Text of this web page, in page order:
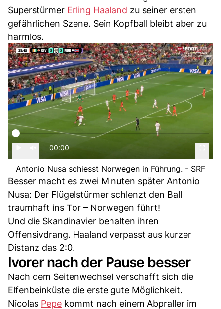
Superstürmer Erling Haaland zu seiner ersten
gefährlichen Szene. Sein Kopfball bleibt aber zu
harmlos.
00:00
Antonio Nusa schiesst Norwegen in Führung. - SRF
Besser macht es zwei Minuten später Antonio
Nusa: Der Flügelstürmer schlenzt den Ball
traumhaft ins Tor – Norwegen führt!
Und die Skandinavier behalten ihren
Offensivdrang. Haaland verpasst aus kurzer
Distanz das 2:0.
Ivorer nach der Pause besser
Nach dem Seitenwechsel verschafft sich die
Elfenbeinküste die erste gute Möglichkeit.
Nicolas Pepe kommt nach einem Abpraller im